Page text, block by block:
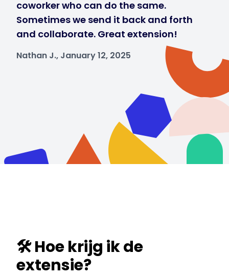
coworker who can do the same.
Sometimes we send it back and forth
and collaborate. Great extension!
Nathan J., January 12, 2025
🛠️ Hoe krijg ik de
extensie?